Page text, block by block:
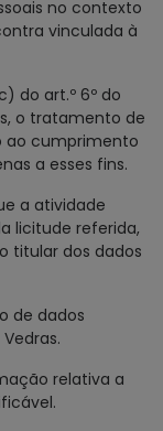
no contexto
vinculada à
do art.º 6º do
o tratamento de
ao cumprimento
a esses fins.
a atividade
licitude referida,
titular dos dados
de dados
relativa a